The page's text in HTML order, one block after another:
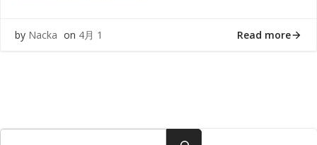
by Nacka on 4月 1 Read more
検索